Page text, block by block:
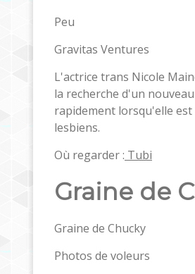
Peu
Gravitas Ventures
L'actrice trans Nicole
la recherche d'un
rapidement lorsqu'elle
lesbiens.
Où regarder : Tubi
Graine de
Graine de Chucky
Photos de voleurs